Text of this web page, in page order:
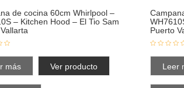
de cocina 60cm Whirlpool –
– Kitchen Hood – El Tio Sam
más Ver producto
Puerto
Leer